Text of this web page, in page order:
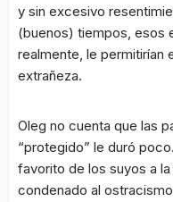
y sin excesivo
(buenos) tiempos, esos
realmente, le permitirían
extrañeza.
Oleg no cuenta que las
“protegido” le duró
favorito de los suyos a
condenado al